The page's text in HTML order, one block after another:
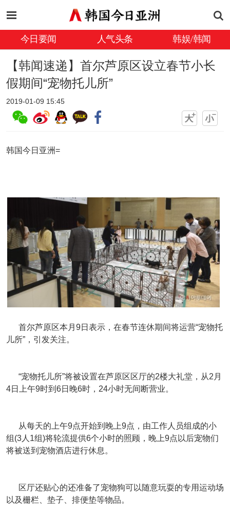
今日要闻 人气头条 韩娱/韩闻
【韩闻速递】首尔芦原区设立春节小长
假期间“宠物托儿所”
2019-01-09 15:45
韩国今日亚洲=
首尔芦原区本月9日表示，在春节连休期间将运营“宠物托
儿所”，引发关注。
“宠物托儿所”将被设置在芦原区区厅的2楼大礼堂，从2月
4日上午9时到6日晚6时，24小时无间断营业。
从每天的上午9点开始到晚上9点，由工作人员组成的小
组(3人1组)将轮流提供6个小时的照顾，晚上9点以后宠物们
将被送到宠物酒店进行休息。
区厅还贴心的还准备了宠物狗可以随意玩耍的专用运动场
以及栅栏、垫子、排便垫等物品。